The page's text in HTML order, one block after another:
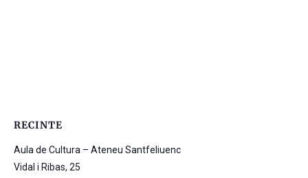
RECINTE
Aula de Cultura – Ateneu Santfeliuenc
Vidal i Ribas, 25